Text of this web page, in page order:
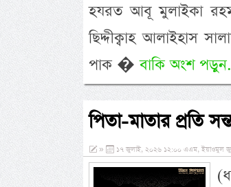
হযরত আবূ মুলাইকা
ছিদ্দীক্বাহ আলাইহাস
পাক �বাকি অংশ
পিতা-মাতার প্রতি
» ১৭ জুলাই, ২০২৬ ১২:০০ এএম, ইয়াওমুল